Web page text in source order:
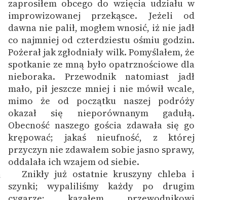
zaprosiłem obcego do wzięcia udziału w
improwizowanej przekąsce. Jeżeli od
dawna nie palił, mogłem wnosić, iż nie jadł
co najmniej od czterdziestu ośmiu godzin.
Pożerał jak zgłodniały wilk. Pomyślałem, że
spotkanie ze mną było opatrznościowe dla
nieboraka. Przewodnik natomiast jadł
mało, pił jeszcze mniej i nie mówił wcale,
mimo że od początku naszej podróży
okazał się nieporównanym gadułą.
Obecność naszego gościa zdawała się go
krępować; jakaś nieufność, z której
przyczyn nie zdawałem sobie jasno sprawy,
oddalała ich wzajem od siebie.
Znikły już ostatnie kruszyny chleba i
szynki; wypaliliśmy każdy po drugim